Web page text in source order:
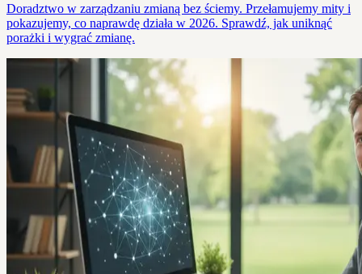
Doradztwo w zarządzaniu zmianą bez ściemy. Przełamujemy mity i
pokazujemy, co naprawdę działa w 2026. Sprawdź, jak uniknąć
porażki i wygrać zmianę.